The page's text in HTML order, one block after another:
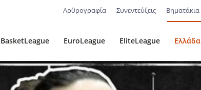
Αρθρογραφία Συνεντεύξεις Βηματάκια
BasketLeague EuroLeague EliteLeague Ελλάδα